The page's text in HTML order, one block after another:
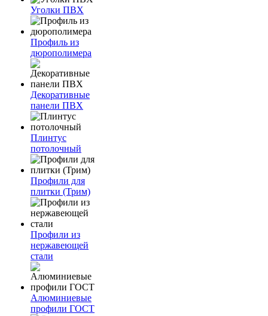
Уголки ПВХ
Профиль из
дюрополимера
Декоративные
панели ПВХ
Плинтус
потолочный
Профили для
плитки (Трим)
Профили из
нержавеющей
стали
Алюминиевые
профили ГОСТ